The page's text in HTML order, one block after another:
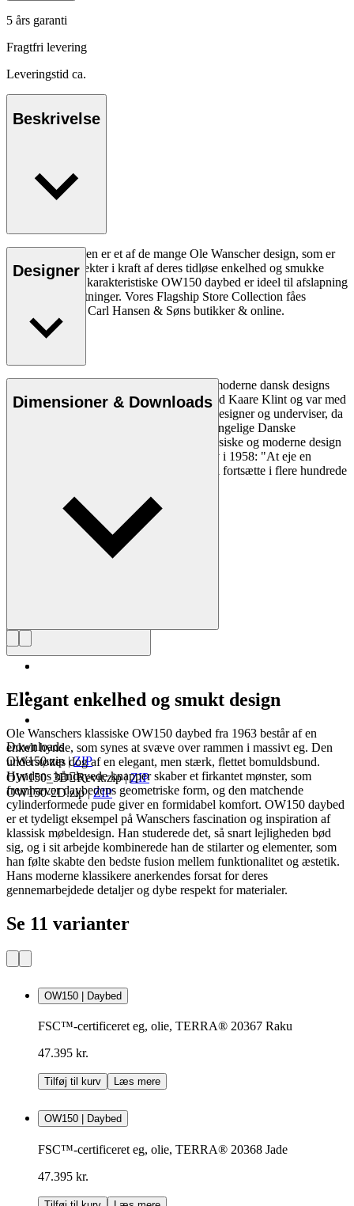
5 års garanti
Fragtfri levering
Leveringstid ca.
Beskrivelse
OW150 daybeden er et af de mange Ole Wanscher design, som er
blevet samleobjekter i kraft af deres tidløse enkelhed og smukke
overflader. Den karakteristiske OW150 daybed er ideel til afslapning
i moderne indretninger. Vores Flagship Store Collection fåes
eksklusivt kun i Carl Hansen & Søns butikker & online.
Læs mere
Designer
Ole Wanscher er uløseligt forbundet med moderne dansk designs
æstetik og funktionalitet. Han studerede ved Kaare Klint og var med
til at forme dansk møbeldesign både som designer og underviser, da
han overtog Klints professorat ved Det Kongelige Danske
Kunstakademi. Wanschers på én gang klassiske og moderne design
gjorde ham yderst populær. Politiken skrev i 1958: "At eje en
Wanscher stol er et dagligt eventyr, som vil fortsætte i flere hundrede
Læs mere om Ole Wanscher
Dimensioner & Downloads
Downloads
OW150.zip|ZIP
OW150_3DRevit.zip|ZIP
OW150-2D.zip|ZIP
Elegant enkelhed og smukt design
Ole Wanschers klassiske OW150 daybed fra 1963 består af en
enkelt hynde, som synes at svæve over rammen i massivt eg. Den
understøttes dog af en elegant, men stærk, flettet bomuldsbund.
Hyndens håndsyede knapper skaber et firkantet mønster, som
fremhæver daybedens geometriske form, og den matchende
cylinderformede pude giver en formidabel komfort. OW150 daybed
er et tydeligt eksempel på Wanschers fascination og inspiration af
klassisk møbeldesign. Han studerede det, så snart lejligheden bød
sig, og i sit arbejde kombinerede han de stilarter og elementer, som
han følte skabte den bedste fusion mellem funktionalitet og æstetik.
Hans moderne klassikere anerkendes forsat for deres
gennemarbejdede detaljer og dybe respekt for materialer.
Se 11 varianter
OW150 | Daybed
FSC™-certificeret eg, olie, TERRA® 20367 Raku
47.395 kr.
Tilføj til kurv Læs mere
OW150 | Daybed
FSC™-certificeret eg, olie, TERRA® 20368 Jade
47.395 kr.